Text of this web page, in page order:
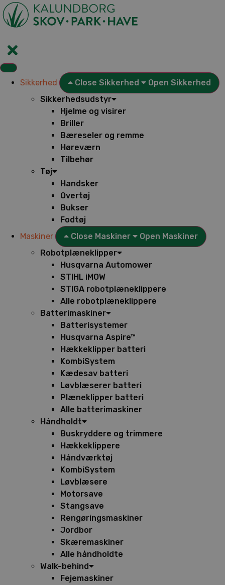
Videre
til
indhold
Sikkerhed Close Sikkerhed
Open Sikkerhed
Sikkerhedsudstyr
Hjelme og visirer
Briller
Bæreseler og remme
Høreværn
Tilbehør
Tøj
Handsker
Overtøj
Bukser
Fodtøj
Maskiner
Close Maskiner
Open Maskiner
Robotplæneklipper
Husqvarna Automower
STIHL iMOW
STIGA robotplæneklippere
Alle robotplæneklippere
Batterimaskiner
Batterisystemer
Husqvarna Aspire™
Hækkeklipper batteri
KombiSystem
Kædesav batteri
Løvblæserer batteri
Plæneklipper batteri
Alle batterimaskiner
Håndholdt
Buskryddere og trimmere
Hækkeklippere
Håndværktøj
KombiSystem
Løvblæsere
Motorsave
Stangsave
Rengøringsmaskiner
Jordbor
Skæremaskiner
Alle håndholdte
Walk-behind
Fejemaskiner